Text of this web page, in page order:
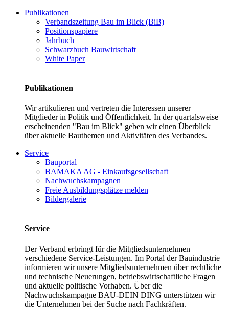
Publikationen
Verbandszeitung Bau im Blick (BiB)
Positionspapiere
Jahrbuch
Schwarzbuch Bauwirtschaft
White Paper
Publikationen
Wir artikulieren und vertreten die Interessen unserer
Mitglieder in Politik und Öffentlichkeit. In der quartalsweise
erscheinenden "Bau im Blick" geben wir einen Überblick
über aktuelle Bauthemen und Aktivitäten des Verbandes.
Service
Bauportal
BAMAKA AG - Einkaufsgesellschaft
Nachwuchskampagnen
Freie Ausbildungsplätze melden
Bildergalerie
Service
Der Verband erbringt für die Mitgliedsunternehmen
verschiedene Service-Leistungen. Im Portal der Bauindustrie
informieren wir unsere Mitgliedsunternehmen über rechtliche
und technische Neuerungen, betriebswirtschaftliche Fragen
und aktuelle politische Vorhaben. Über die
Nachwuchskampagne BAU-DEIN DING unterstützen wir
die Unternehmen bei der Suche nach Fachkräften.